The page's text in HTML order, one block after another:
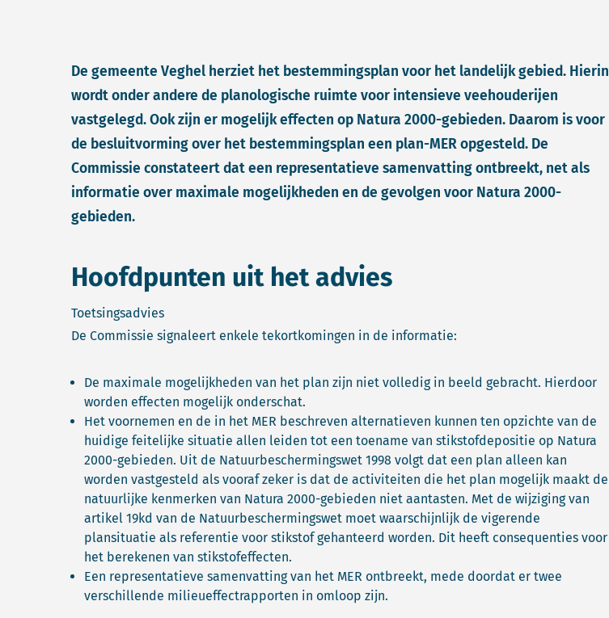
De gemeente Veghel herziet het bestemmingsplan voor het landelijk gebied. Hierin
wordt onder andere de planologische ruimte voor intensieve veehouderijen
vastgelegd. Ook zijn er mogelijk effecten op Natura 2000-gebieden. Daarom is voor
de besluitvorming over het bestemmingsplan een plan-MER opgesteld. De
Commissie constateert dat een representatieve samenvatting ontbreekt, net als
informatie over maximale mogelijkheden en de gevolgen voor Natura 2000-
gebieden.
Hoofdpunten uit het advies
Toetsingsadvies
De Commissie signaleert enkele tekortkomingen in de informatie:
De maximale mogelijkheden van het plan zijn niet volledig in beeld gebracht. Hierdoor
worden effecten mogelijk onderschat.
Het voornemen en de in het MER beschreven alternatieven kunnen ten opzichte van de
huidige feitelijke situatie allen leiden tot een toename van stikstofdepositie op Natura
2000-gebieden. Uit de Natuurbeschermingswet 1998 volgt dat een plan alleen kan
worden vastgesteld als vooraf zeker is dat de activiteiten die het plan mogelijk maakt de
natuurlijke kenmerken van Natura 2000-gebieden niet aantasten. Met de wijziging van
artikel 19kd van de Natuurbeschermingswet moet waarschijnlijk de vigerende
plansituatie als referentie voor stikstof gehanteerd worden. Dit heeft consequenties voor
het berekenen van stikstofeffecten.
Een representatieve samenvatting van het MER ontbreekt, mede doordat er twee
verschillende milieueffectrapporten in omloop zijn.